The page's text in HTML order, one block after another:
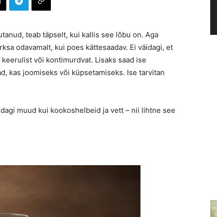
teab täpselt, kui kallis see lõbu on. Aga
odavamalt, kui poes kättesaadav. Ei väidagi, et
või kontimurdvat. Lisaks saad ise
kas joomiseks või küpsetamiseks. Ise tarvitan
muud kui kookoshelbeid ja vett – nii lihtne see